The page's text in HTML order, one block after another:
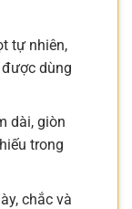
tự nhiên,
dùng
dài, giòn
trong
chắc và